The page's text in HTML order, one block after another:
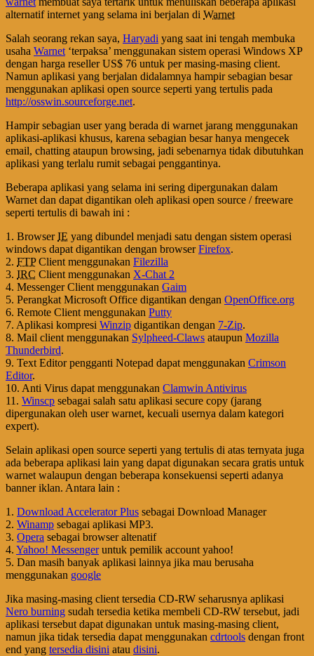
alternatif internet yang selama ini berjalan di Warnet
Salah seorang rekan saya, Haryadi yang saat ini tengah membuka
usaha Warnet ‘terpaksa’ menggunakan sistem operasi Windows XP
dengan harga reseller US$ 76 untuk per masing-masing client.
Namun aplikasi yang berjalan didalamnya hampir sebagian besar
menggunakan aplikasi open source seperti yang tertulis pada
http://osswin.sourceforge.net.
Hampir sebagian user yang berada di warnet jarang menggunakan
aplikasi-aplikasi khusus, karena sebagian besar hanya mengecek
email, chatting ataupun browsing, jadi sebenarnya tidak dibutuhkan
aplikasi yang terlalu rumit sebagai penggantinya.
Beberapa aplikasi yang selama ini sering dipergunakan dalam
Warnet dan dapat digantikan oleh aplikasi open source / freeware
seperti tertulis di bawah ini :
1. BrowserIE yang dibundel menjadi satu dengan sistem operasi
windows dapat digantikan dengan browserFirefox.
2. FTPClient menggunakan Filezilla
3. IRC Client menggunakan X-Chat 2
4. Messenger Client menggunakan Gaim
5. Perangkat Microsoft Office digantikan dengan OpenOffice.org
6. Remote Client menggunakan Putty
7. Aplikasi kompresi Winzip digantikan dengan 7-Zip.
8. Mail client menggunakan Sylpheed-Claws ataupun Mozilla
Thunderbird.
9. Text Editor pengganti Notepad dapat menggunakan Crimson
Editor.
10. Anti Virus dapat menggunakan Clamwin Antivirus
11. Winscp sebagai salah satu aplikasi secure copy (jarang
dipergunakan oleh user warnet, kecuali usernya dalam kategori
expert).
Selain aplikasi open source seperti yang tertulis di atas ternyata juga
ada beberapa aplikasi lain yang dapat digunakan secara gratis untuk
warnet walaupun dengan beberapa konsekuensi seperti adanya
banner iklan. Antara lain :
1. Download Accelerator Plus sebagai Download Manager
2. Winamp sebagai aplikasi MP3.
3. Opera sebagai browser altenatif
4. Yahoo! Messengeruntuk pemilik account yahoo!
5. Dan masih banyak aplikasi lainnya jika mau berusaha
menggunakan google
Jika masing-masing client tersedia CD-RW seharusnya aplikasi
Nero burning sudah tersedia ketika membeli CD-RW tersebut, jadi
aplikasi tersebut dapat digunakan untuk masing-masing client,
namun jika tidak tersedia dapat menggunakan cdrtools dengan front
end yang tersedia disini atau disini.